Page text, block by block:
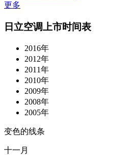
更多
日立空调上市时间表
2016年
2012年
2011年
2010年
2009年
2008年
2005年
变色的线条
十一月